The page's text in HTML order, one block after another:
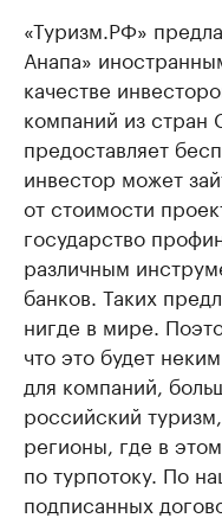
«Туризм.РФ»
Анапа»
качестве
компаний из стран
предоставляет
инвестор может
от стоимости
государство
различным
банков. Таких
нигде в мире.
что это будет
для компаний,
российский
регионы, где в
по турпотоку. По
подписанных